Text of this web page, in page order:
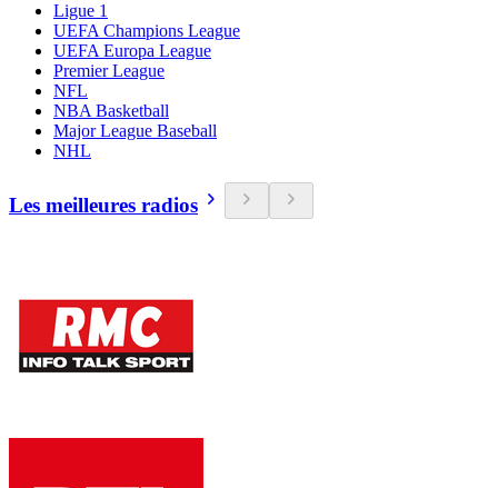
Ligue 1
UEFA Champions League
UEFA Europa League
Premier League
NFL
NBA Basketball
Major League Baseball
NHL
Les meilleures radios